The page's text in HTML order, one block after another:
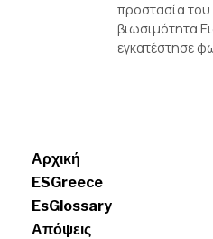
προστασία του
εγκατέστησε
Αρχική
ESGreece
EsGlossary
Απόψεις